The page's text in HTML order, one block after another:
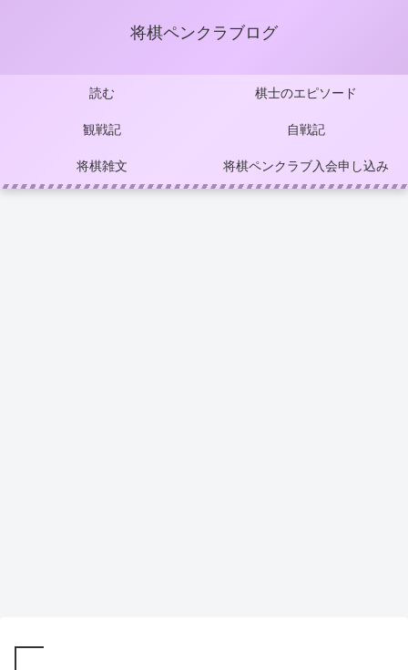
将棋ペンクラブログ
読む 棋士のエピソード
観戦記 自戦記
将棋雑文 将棋ペンクラブ入会申し込み